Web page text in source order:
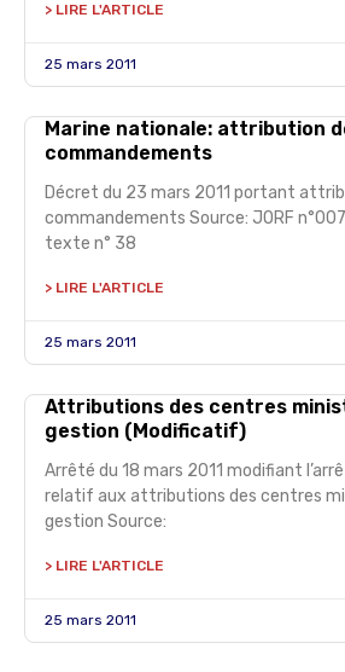
> LIRE L'ARTICLE
25 mars 2011
Marine nationale: attribution
commandements
Décret du 23 mars 2011 portant
commandements Source: JORF
texte n° 38
> LIRE L'ARTICLE
25 mars 2011
Attributions des centres
gestion (Modificatif)
Arrêté du 18 mars 2011 modifiant
relatif aux attributions des centres
gestion Source:
> LIRE L'ARTICLE
25 mars 2011